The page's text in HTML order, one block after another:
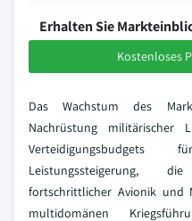
Erhalten Sie
Kostenloses
Das Wachstum des
Nachrüstung militärischer
Leistungssteigerung,
fortschrittlicher Avionik und
multidomänen